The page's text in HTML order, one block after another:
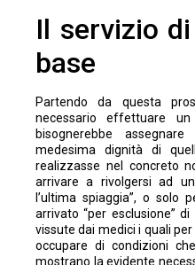
Il servizio
base
Partendo da questa
necessario effettuare
bisognerebbe
medesima dignità di
realizzasse nel concreto
arrivare a rivolgersi ad
l’ultima spiaggia”, o solo
arrivato “per esclusione”
vissute dai medici i quali
occupare di condizioni
mostrano la evidente